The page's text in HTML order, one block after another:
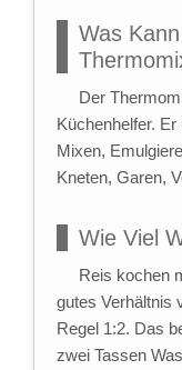
Was
Der
Küchenhelfer.
Mixen,
Kneten, Garen,
Wie Viel
Reis kochen
gutes Verhältnis
Regel 1:2. Das
zwei Tassen